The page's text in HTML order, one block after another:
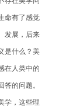
命有了感觉
发展，后来
是什么？美
在人类中的
的问题。
学，这些理